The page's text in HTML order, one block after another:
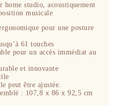
home studio, acoustiquement
musicale
pour une posture
61 touches
pour un accès immédiat au
et innovante
peut être ajustée.
: 107,8 x 86 x 92,5 cm